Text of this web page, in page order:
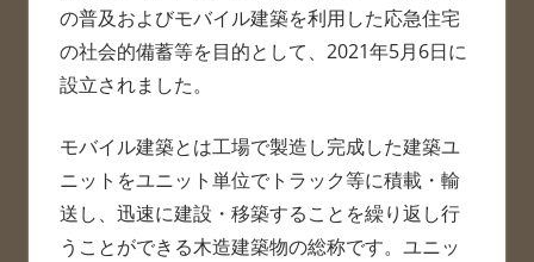
の普及およびモバイル建築を利用した応急住宅
の社会的備蓄等を目的として、2021年5月6日に
設立されました。
モバイル建築とは工場で製造し完成した建築ユ
ニットをユニット単位でトラック等に積載・輸
送し、迅速に建設・移築することを繰り返し行
うことができる木造建築物の総称です。ユニッ